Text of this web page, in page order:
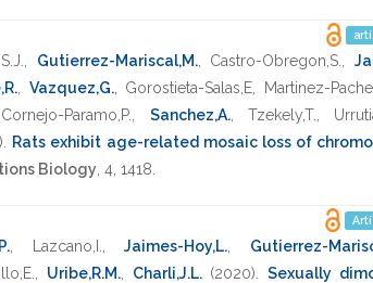
Gutierrez-Mariscal,M., Castro-Obregon,S.
, Vazquez,G., Gorostieta-Salas,E Martinez-
Cornejo-Paramo,P. Sanchez,A., Tzekely,T.
Rats exhibit age-related mosaic loss of
Biology 4 1418
Lazcano,I. ,Jaimes-Hoy,L. Gutierrez-
Uribe,R.M., Charli,J.L. (2020) .Sexually